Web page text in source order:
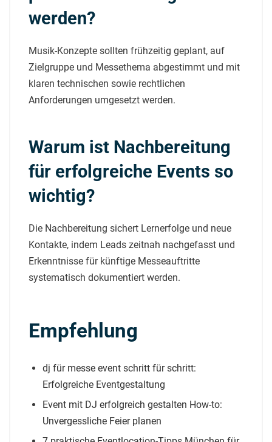
werden?
Musik-Konzepte sollten frühzeitig geplant, auf
Zielgruppe und Messethema abgestimmt und mit
klaren technischen sowie rechtlichen
Anforderungen umgesetzt werden.
Warum ist Nachbereitung
für erfolgreiche Events so
wichtig?
Die Nachbereitung sichert Lernerfolge und neue
Kontakte, indem Leads zeitnah nachgefasst und
Erkenntnisse für künftige Messeauftritte
systematisch dokumentiert werden.
Empfehlung
dj für messe event schritt für schritt:
Erfolgreiche Eventgestaltung
Event mit DJ erfolgreich gestalten How-to:
Unvergessliche Feier planen